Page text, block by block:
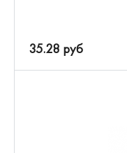
35.28 руб